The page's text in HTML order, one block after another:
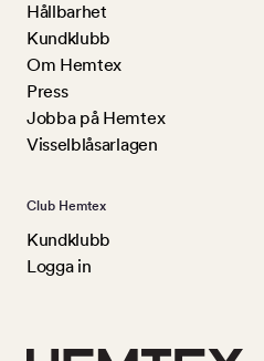
Hållbarhet
Kundklubb
Om Hemtex
Press
Jobba på Hemtex
Visselblåsarlagen
Club Hemtex
Kundklubb
Logga in